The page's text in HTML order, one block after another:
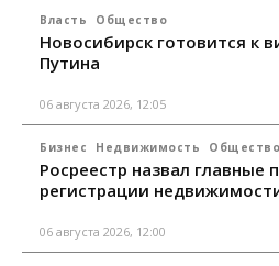
Власть Общество
Новосибирск готовится к
Путина
06 августа 2026, 12:05
Бизнес Недвижимость Общество
Росреестр назвал главные
регистрации
06 августа 2026, 12:00